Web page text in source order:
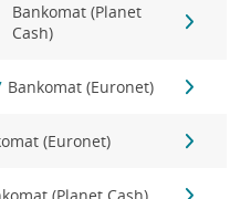
Bankomat (Planet
Cash)
Bankomat (Euronet)
(Euronet)